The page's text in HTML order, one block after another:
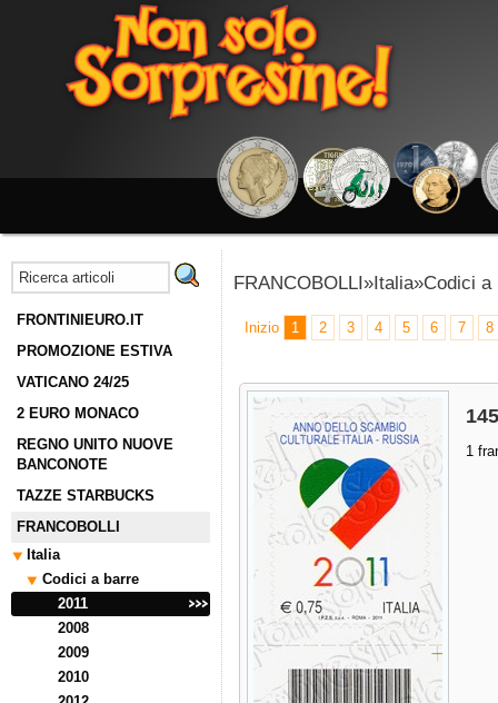
FRONTINIEURO.IT
PROMOZIONE ESTIVA
VATICANO 24/25
2 EURO MONACO
REGNO UNITO NUOVE
BANCONOTE
TAZZE STARBUCKS
FRANCOBOLLI
Italia
Codici a barre
2011
2008
2009
2010
FRANCOBOLLI»Italia»Codici a
Inizio 1 2 3 4 5 6 7 8
1